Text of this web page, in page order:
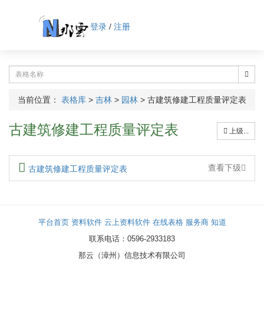
登录/ 注册
当前位置： 表格库 > 吉林 > 园林 > 古建筑修建工程质量评定表
上级...
古建筑修建工程质量评定表
古建筑修建工程质量评定表 查看下级
平台首页 资料软件 云上资料软件 在线表格 服务商 知道
联系电话：0596-2933183
那云（漳州）信息技术有限公司